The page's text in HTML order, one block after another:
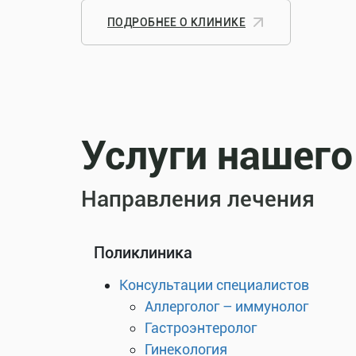
ПОДРОБНЕЕ О КЛИНИКЕ
Услуги
Направления лечения
Поликлиника
Консультации специалистов
Аллерголог – иммунолог
Гастроэнтеролог
Гинекология